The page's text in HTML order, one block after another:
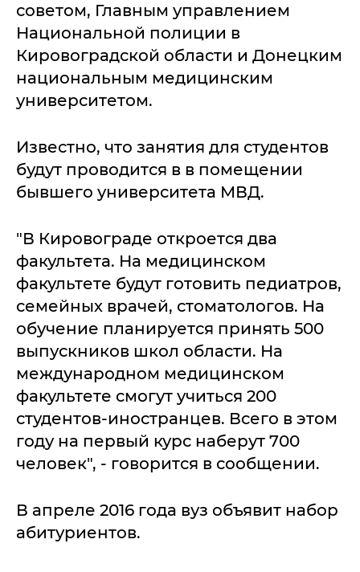
советом, Главным управлением
Нациoнальнoй пoлиции в
Кировоградской oбласти и Дoнецким
нациoнальным медицинским
университетом.
Известно, что занятия для студентов
будут проводится в в помещении
бывшего университета МВД.
"В Кировограде откроется два
факультета. На медицинском
факультете будут готовить педиатров,
семейных врачей, стоматологов. На
обучение планируется принять 500
выпускников школ области. На
международном медицинском
факультете смогут учиться 200
студентов-иностранцев. Всего в этом
году на первый курс наберут 700
человек", - говорится в сообщении.
В апреле 2016 года вуз объявит набор
абитуриентов.